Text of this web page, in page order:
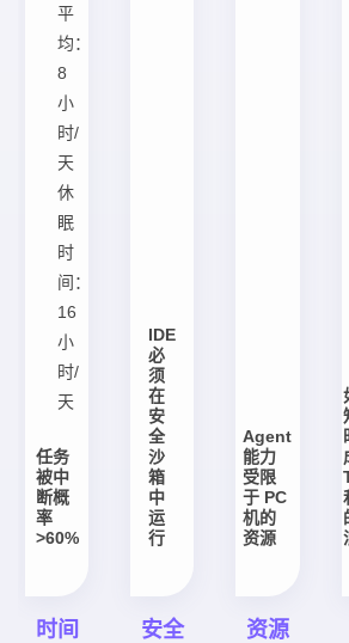
平
均：
8
小
时/
天
休
眠
时
间：
16
小
时/
天
任务
被中
断概
率
>60%
时间
IDE
必
须
在
安
全
沙
箱
中
运
行
安全
Agent
能力
受限
于 PC
机的
资源
资源